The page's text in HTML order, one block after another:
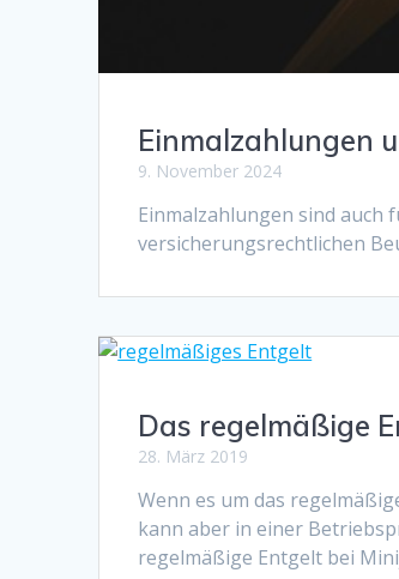
Einmalzahlungen
9. November 2024
Einmalzahlungen sind auch
versicherungsrechtlichen
Das regelmäßige
28. März 2019
Wenn es um das
kann aber in einer
regelmäßige Entgelt bei